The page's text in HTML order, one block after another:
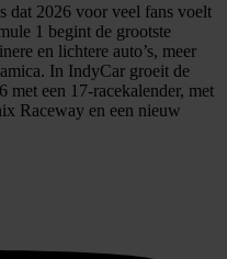
dat 2026 voor veel fans voelt
1 begint de grootste
en lichtere auto’s, meer
In IndyCar groeit de
met een 17-racekalender, met
Raceway en een nieuw